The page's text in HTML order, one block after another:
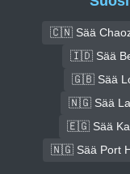
🇨🇳 Sää
🇮🇩 Sää
🇬🇧 Sää
🇳🇬 Sää
🇪🇬 Sää
🇳🇬 Sää Port